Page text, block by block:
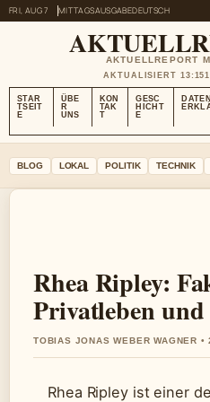
FRI, AUG 7 MITTAGSAUSGABEDEUTSCH
AKTUELLREPORT
AKTUALISIERT 13:15
STAR
TSEIT
E
ÜBE
R
UNS
KON
TAK
T
GESC
HICHT
E
BLOG LOKAL POLITIK TECHNIK
Rhea Ripley:
Privatleben
TOBIAS JONAS WEBER WAGNER
Rhea Ripley ist einer